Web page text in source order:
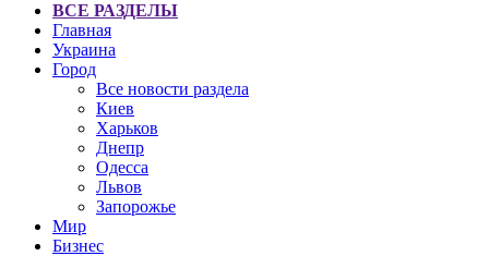
ВСЕ РАЗДЕЛЫ
Главная
Украина
Город
Все новости раздела
Киев
Харьков
Днепр
Одесса
Львов
Запорожье
Мир
Бизнес